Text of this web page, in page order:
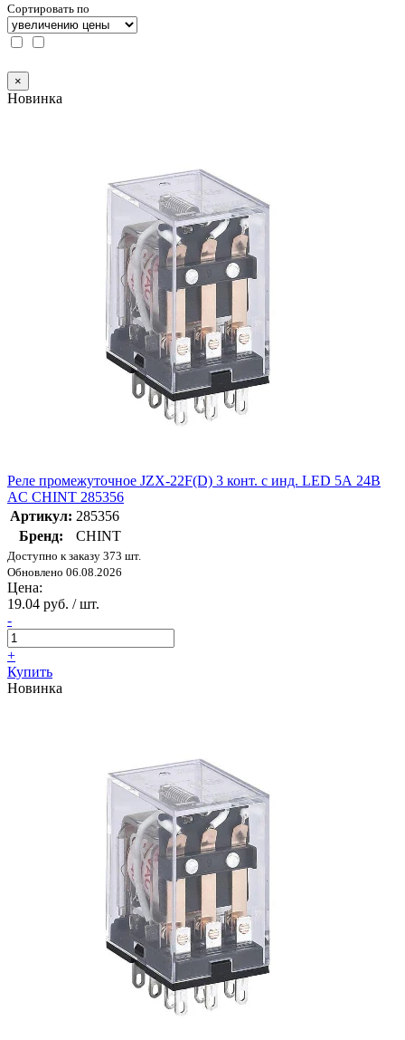
Сортировать по
×
Новинка
Реле промежуточное JZX-22F(D) 3 конт. с инд. LED 5А 24В
AC CHINT 285356
Артикул: 285356
Бренд:
CHINT
Доступно к заказу 373 шт.
Обновлено 06.08.2026
Цена:
19.04 руб. / шт.
-
+
Купить
Новинка